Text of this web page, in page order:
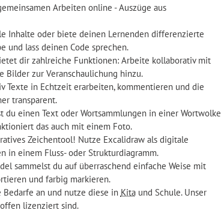
Arbeiten online - Auszüge aus
Inhalte oder biete deinen Lernenden differenzierte
und lass deinen Code sprechen.
dir zahlreiche Funktionen: Arbeite kollaborativ mit
Bilder zur Veranschaulichung hinzu.
Texte in Echtzeit erarbeiten, kommentieren und die
transparent.
einen Text oder Wortsammlungen in einer Wortwolke
das auch mit einem Foto.
Zeichentool! Nutze Excalidraw als digitale
in einem Fluss- oder Strukturdiagramm.
sammelst du auf überraschend einfache Weise mit
und farbig markieren.
Bedarfe an und nutze diese in Kitaund Schule. Unser
lizenziert sind.